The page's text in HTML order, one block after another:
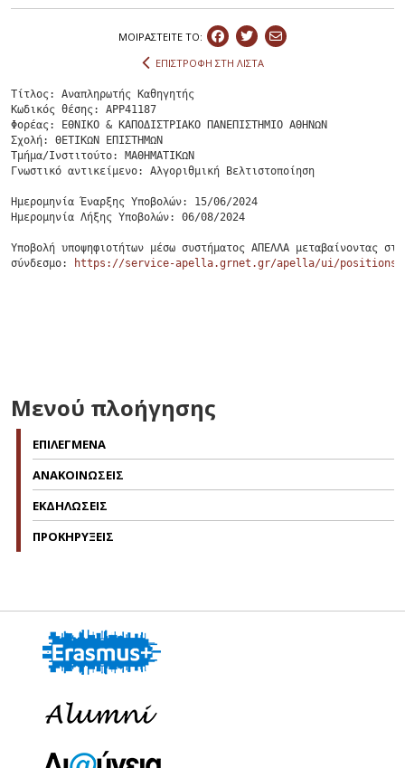
ΜΟΙΡΑΣΤEIΤΕ ΤΟ:
ΕΠΙΣΤΡΟΦΗ ΣΤΗ ΛΙΣΤΑ
Τίτλος: Αναπληρωτής Καθηγητής
Κωδικός θέσης: APP41187
Φορέας: ΕΘΝΙΚΟ & ΚΑΠΟΔΙΣΤΡΙΑΚΟ ΠΑΝΕΠΙΣΤΗΜΙΟ ΑΘΗΝΩΝ
Σχολή: ΘΕΤΙΚΩΝ ΕΠΙΣΤΗΜΩΝ
Τμήμα/Ινστιτούτο: ΜΑΘΗΜΑΤΙΚΩΝ
Γνωστικό αντικείμενο: Αλγοριθμική Βελτιστοποίηση
Ημερομηνία Έναρξης Υποβολών: 15/06/2024
Ημερομηνία Λήξης Υποβολών: 06/08/2024
Υποβολή υποψηφιοτήτων μέσω συστήματος ΑΠΕΛΛΑ μεταβαίνοντας
σύνδεσμο:
https://service-apella.grnet.gr/apella/ui/positions/
Μενού πλοήγησης
ΕΠΙΛΕΓΜΕΝΑ
ΑΝΑΚΟΙΝΩΣΕΙΣ
ΕΚΔΗΛΩΣΕΙΣ
ΠΡΟΚΗΡΥΞΕΙΣ